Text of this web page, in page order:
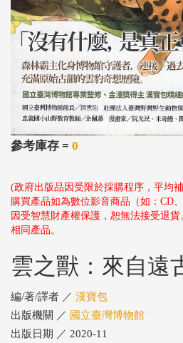
參考庫存 = 0
(政府出版品因受限於採購程序，平均
購買產品如為數位影音商品（如：CD
因受智慧財產權保護，恕無法接受退
相同產品。
雲之獸：來自遠
編/著/譯者 ／ 漢寶包
出版機關 ／ 國立臺灣博物館
出版日期 ／ 2020-11